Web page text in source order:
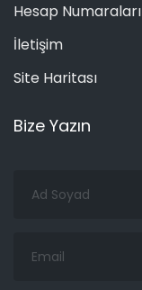
Hesap Numaraları
İletişim
Site Haritası
Bize Yazın
Soyad